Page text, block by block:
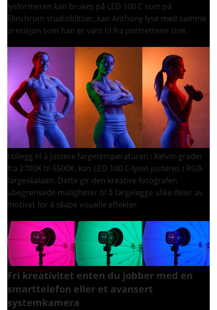
lysformeren kan brukes på LED 100 C som på
Elinchrom studioblitser, kan Anthony lyse med samme
presisjon som han er vant til fra portrettene sine.
I tillegg til å justere fargetemperaturen i Kelvin-grader
fra 2700K til 6500K, kan LED 100 C-lyset justeres i RGB-
fargeskalaen. Dette gir den kreative fotografen
ubegrensede muligheter til å fargelegge ulike deler av
motivet for å skape visuelle effekter.
Fri kreativitet enten du jobber med en
smarttelefon eller et avansert
systemkamera